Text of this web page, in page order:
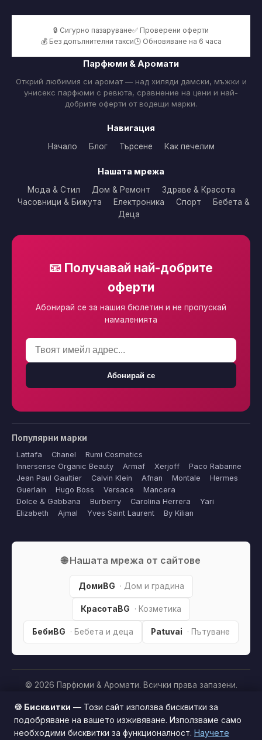
🔒 Сигурно пазаруване✅ Проверени оферти
💰 Без допълнителни такси🕒 Обновяване на 6 часа
Парфюми & Аромати
Открий любимия си аромат — над хиляди дамски, мъжки и
унисекс парфюми с ревюта, сравнение на цени и най-
добрите оферти от водещи марки.
Навигация
Начало Блог Търсене Как печелим
Нашата мрежа
Мода & Стил Дом & Ремонт
Здраве & Красота
Часовници & Бижута
Електроника Спорт
Бебета &
Деца
📧 Получавай най-добрите
оферти
Абонирай се за нашия бюлетин и не пропускай
намаленията
Абонирай се
Популярни марки
Lattafa Chanel
Rumi Cosmetics
Innersense Organic Beauty
Armaf Xerjoff
Paco Rabanne
Jean Paul Gaultier
Calvin Klein Afnan Montale
Hermes
Guerlain
Hugo Boss Versace
Mancera
Dolce & Gabbana
Burberry Carolina Herrera
Yari
Elizabeth
Ajmal Yves Saint Laurent By Kilian
🌐 Нашата мрежа от сайтове
ДомиBG · Дом и градина
КрасотаBG · Козметика
БебиBG · Бебета и деца Patuvai · Пътуване
© 2026 Парфюми & Аромати. Всички права запазени.
Партньорско разкриване:
Този сайт е независим и
съдържа партньорски (affiliate) линкове. Когато купите
продукт през тях, може да получим малка комисиона от
Този сайт използва бисквитки за по-добро
🍪 Бисквитки — Този сайт използва бисквитки за
подобряване на вашето изживяване. Използваме само
необходими бисквитки за функционалност. Научете